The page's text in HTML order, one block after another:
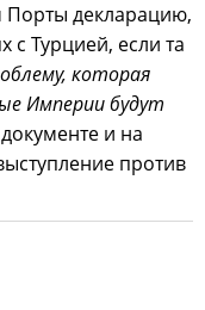
Порты декларацию,
Турцией, если та
которая
Империи будут
и на
против